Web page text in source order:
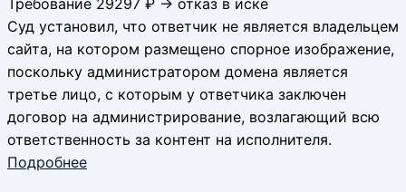
Суд установил, что ответчик не является владельцем
сайта, на котором размещено спорное изображение,
поскольку администратором домена является
третье лицо, с которым у ответчика заключен
договор на администрирование, возлагающий всю
ответственность за контент на исполнителя.
Подробнее